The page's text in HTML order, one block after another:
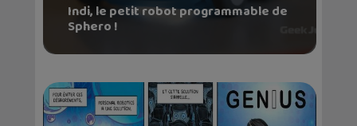
Indi, le petit robot programmable de
Sphero !